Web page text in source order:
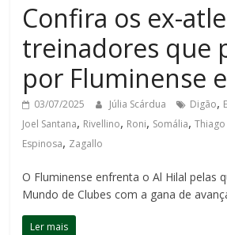
Confira os ex-
treinadores que
por Fluminense
03/07/2025 Júlia Scárdua Digão,
Joel Santana, Rivellino, Roni, Somália,
Espinosa, Zagallo
O Fluminense enfrenta o Al Hilal pelas
Mundo de Clubes com a gana de
Ler mais